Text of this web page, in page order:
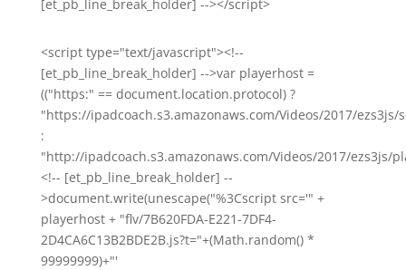
[et_pb_line_break_holder] --></script>
<script type="text/javascript"><!--
[et_pb_line_break_holder] -->var playerhost =
(("https:" == document.location.protocol) ?
"https://ipadcoach.s3.amazonaws.com/Videos/2017/ezs3js/
:
"http://ipadcoach.s3.amazonaws.com/Videos/2017/ezs3js/
<!-- [et_pb_line_break_holder] --
>document.write(unescape("%3Cscript src='" +
playerhost + "flv/7B620FDA-E221-7DF4-
2D4CA6C13B2BDE2B.js?t="+(Math.random() *
99999999)+"'